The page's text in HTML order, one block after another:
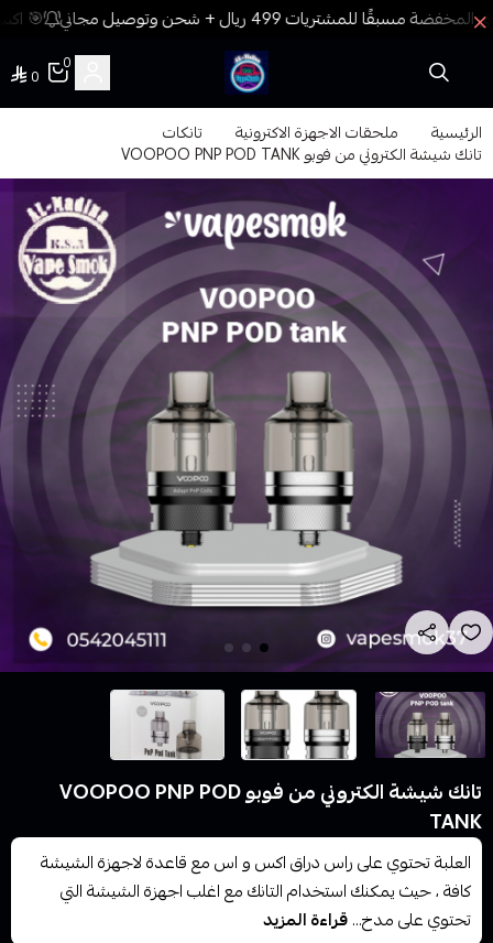
🎯
فيب المدينة
0
0
الرئيسية ملحقات الاجهزة الاكترونية تانكات
تانك شيشة الكتروني من فوبو VOOPOO PNP POD TANK
تانك شيشة الكتروني من فوبو VOOPOO PNP POD
TANK
العلبة تحتوي على راس دراق اكس و اس مع قاعدة لاجهزة الشيشة
كافة ، حيث يمكنك استخدام التانك مع اغلب اجهزة الشيشة التي
تحتوي على مدخ...قراءة المزيد